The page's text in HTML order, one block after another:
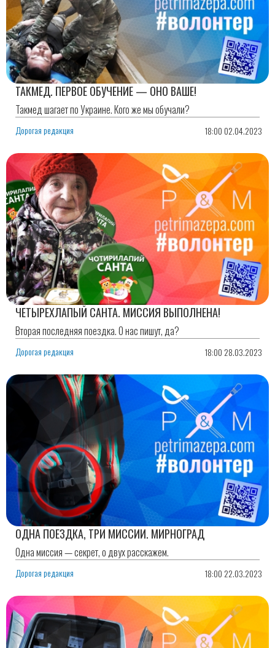
ТАКМЕД. ПЕРВОЕ ОБУЧЕНИЕ — ОНО ВАШЕ!
Такмед шагает по Украине. Кого же мы обучали?
Дорогая редакция 18:00 02.04.2023
ЧЕТЫРЕХЛАПЫЙ САНТА. МИССИЯ ВЫПОЛНЕНА!
Вторая последняя поездка. О нас пишут, да?
Дорогая редакция 18:00 28.03.2023
ОДНА ПОЕЗДКА, ТРИ МИССИИ. МИРНОГРАД
Одна миссия — секрет, о двух расскажем.
Дорогая редакция 18:00 22.03.2023